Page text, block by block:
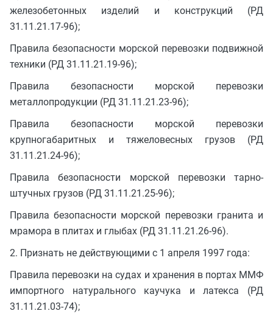
железобетонных изделий и конструкций (РД
31.11.21.17-96);
Правила безопасности морской перевозки подвижной
техники (РД 31.11.21.19-96);
Правила безопасности морской перевозки
металлопродукции (РД 31.11.21.23-96);
Правила безопасности морской перевозки
крупногабаритных и тяжеловесных грузов (РД
31.11.21.24-96);
Правила безопасности морской перевозки тарно-
штучных грузов (РД 31.11.21.25-96);
Правила безопасности морской перевозки гранита и
мрамора в плитах и глыбах (РД 31.11.21.26-96).
2. Признать не действующими с 1 апреля 1997 года:
Правила перевозки на судах и хранения в портах ММФ
импортного натурального каучука и латекса (РД
31.11.21.03-74);